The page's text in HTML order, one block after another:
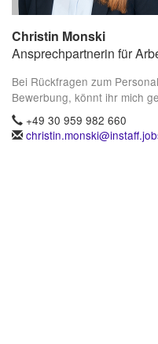
Christin Monski
Ansprechpartnerin für
Bei Rückfragen zum
Bewerbung, könnt ihr mich
+49 30 959 982 660